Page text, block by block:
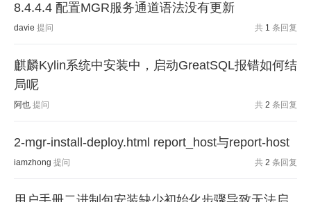
8.4.4.4 配置MGR服务通道语法没有更新
davie 提问 共 1 条回复
麒麟Kylin系统中安装中，启动GreatSQL报错如何结
局呢
阿也 提问 共 2 条回复
2-mgr-install-deploy.html report_host与report-host
iamzhong 提问 共 2 条回复